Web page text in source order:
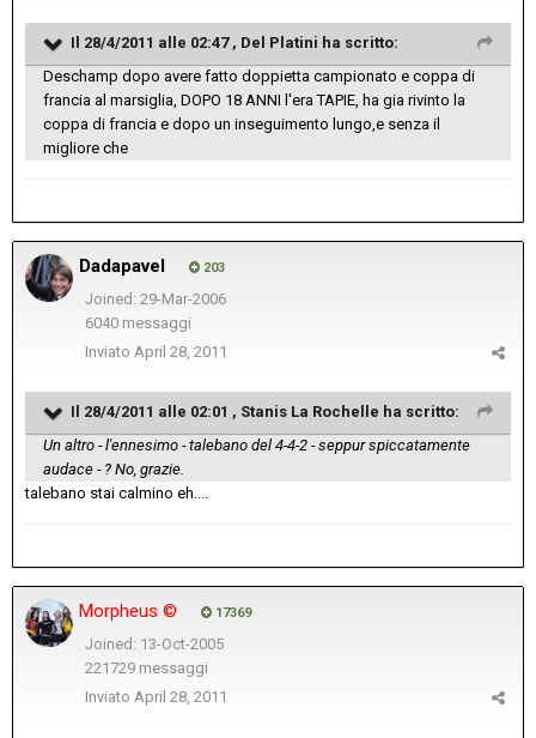
Il 28/4/2011 alle 02:47 , Del Platini ha scritto:
Deschamp dopo avere fatto doppietta campionato e coppa di
francia al marsiglia, DOPO 18 ANNI l'era TAPIE, ha gia rivinto la
coppa di francia e dopo un inseguimento lungo,e senza il
migliore che
Dadapavel 203
Joined: 29-Mar-2006
6040 messaggi
Inviato April 28, 2011
Il 28/4/2011 alle 02:01 , Stanis La Rochelle ha scritto:
Un altro - l'ennesimo - talebano del 4-4-2 - seppur spiccatamente
audace - ? No, grazie.
talebano stai calmino eh....
Morpheus © 17369
Joined: 13-Oct-2005
221729 messaggi
Inviato April 28, 2011